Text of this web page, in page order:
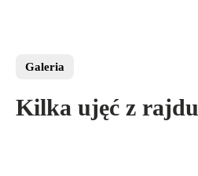
Galeria
Kilka ujęć z rajdu